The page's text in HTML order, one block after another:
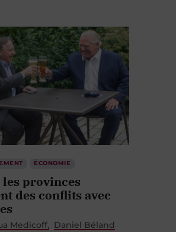
ÉCONOMIE
les provinces
des conflits avec
Medicoff Daniel Béland